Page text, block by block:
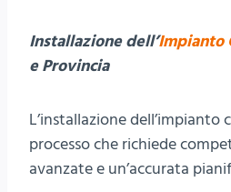
Installazione dell’Impianto
e Provincia
L’installazione dell’impianto
processo che richiede
avanzate e un’accurata